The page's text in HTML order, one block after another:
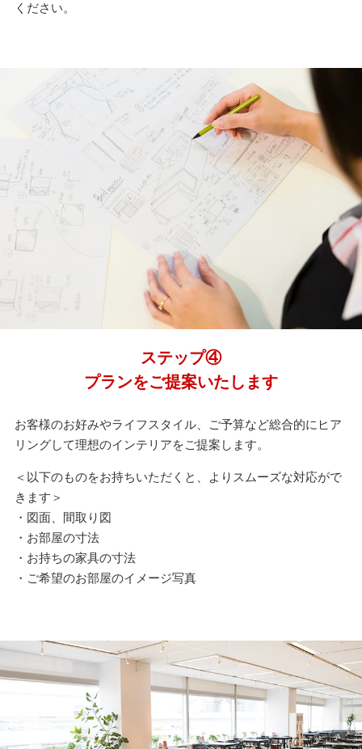
ください。
ステップ④
プランをご提案いたします
お客様のお好みやライフスタイル、ご予算など総合的にヒア
リングして理想のインテリアをご提案します。
＜以下のものをお持ちいただくと、よりスムーズな対応がで
きます＞
・図面、間取り図
・お部屋の寸法
・お持ちの家具の寸法
・ご希望のお部屋のイメージ写真